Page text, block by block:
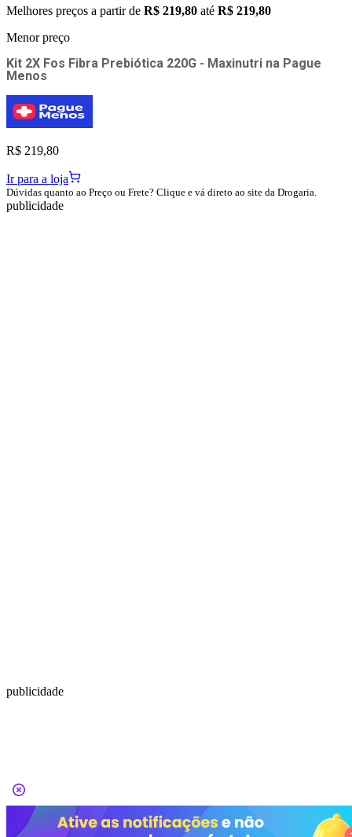
Melhores preços a partir de R$ 219,80 até R$ 219,80
Menor preço
Kit 2X Fos Fibra Prebiótica 220G - Maxinutri na Pague
Menos
R$ 219,80
Ir para a loja
Dúvidas quanto ao Preço ou Frete? Clique e vá direto ao site da Drogaria.
publicidade
publicidade